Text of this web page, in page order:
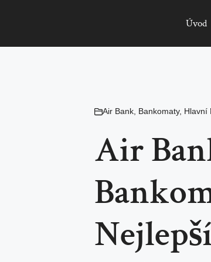
Úvod
Air Bank, Bankomaty, Hlavní
Air